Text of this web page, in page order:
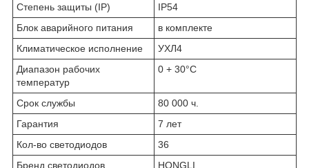
Степень защиты (IP)
IP54
Блок аварийного питания
в комплекте
Климатическое исполнение
УХЛ4
Диапазон рабочих
температур
0 + 30°C
Срок службы
80 000 ч.
Гарантия
7 лет
Кол-во светодиодов
36
Бренд светодиодов
HONGLI